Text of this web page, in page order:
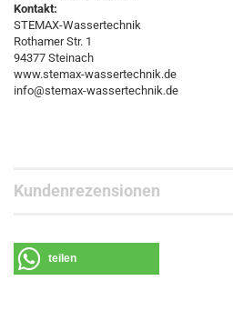
Kontakt:
STEMAX-Wassertechnik
Rothamer Str. 1
94377 Steinach
www.stemax-wassertechnik.de
info@stemax-wassertechnik.de
Kundenrezensionen
teilen